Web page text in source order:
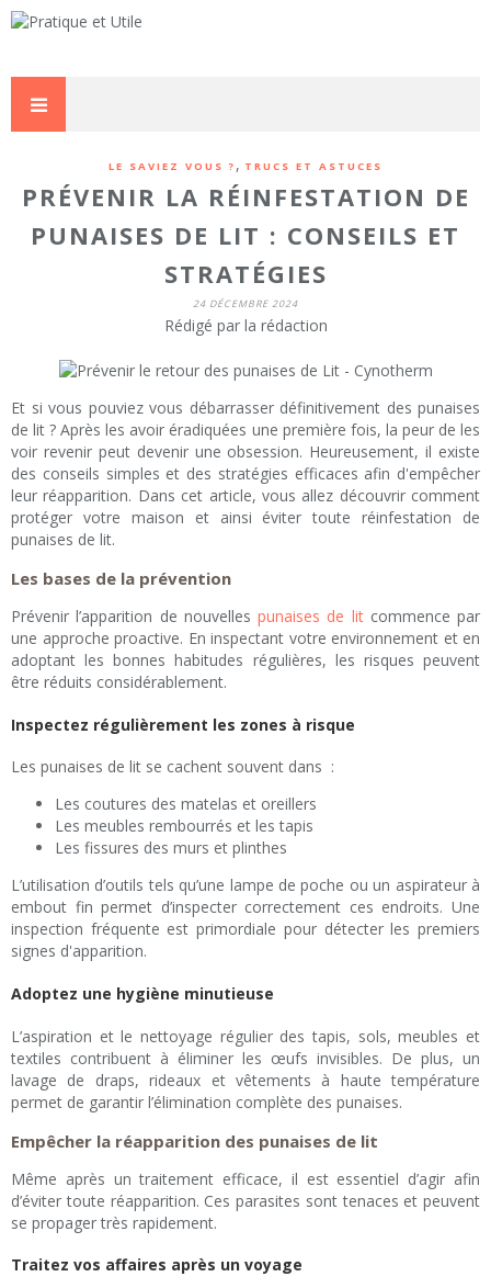
LE SAVIEZ VOUS ? , TRUCS ET ASTUCES
PRÉVENIR LA RÉINFESTATION DE
PUNAISES DE LIT : CONSEILS ET
STRATÉGIES
24 DÉCEMBRE 2024
Rédigé par la rédaction
Et si vous pouviez vous débarrasser définitivement des punaises
de lit ? Après les avoir éradiquées une première fois, la peur de les
voir revenir peut devenir une obsession. Heureusement, il existe
des conseils simples et des stratégies efficaces afin d'empêcher
leur réapparition. Dans cet article, vous allez découvrir comment
protéger votre maison et ainsi éviter toute réinfestation de
punaises de lit.
Les bases de la prévention
Prévenir l’apparition de nouvelles punaises de litcommence par
une approche proactive. En inspectant votre environnement et en
adoptant les bonnes habitudes régulières, les risques peuvent
être réduits considérablement.
Inspectez régulièrement les zones à risque
Les punaises de lit se cachent souvent dans :
Les coutures des matelas et oreillers
Les meubles rembourrés et les tapis
Les fissures des murs et plinthes
L’utilisation d’outils tels qu’une lampe de poche ou un aspirateur à
embout fin permet d’inspecter correctement ces endroits. Une
inspection fréquente est primordiale pour détecter les premiers
signes d'apparition.
Adoptez une hygiène minutieuse
L’aspiration et le nettoyage régulier des tapis, sols, meubles et
textiles contribuent à éliminer les œufs invisibles. De plus, un
lavage de draps, rideaux et vêtements à haute température
permet de garantir l’élimination complète des punaises.
Empêcher la réapparition des punaises de lit
Même après un traitement efficace, il est essentiel d’agir afin
d’éviter toute réapparition. Ces parasites sont tenaces et peuvent
se propager très rapidement.
Traitez vos affaires après un voyage